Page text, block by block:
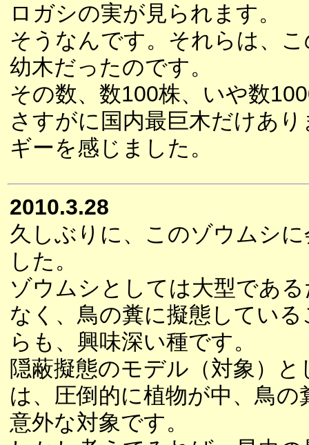
ロガシの実が見られます。
そうなんです。それらは、
幼木だったのです。
その数、数100株、いや数
さすがに国内最巨木だけあ
ギーを感じました。
2010.3.28
久しぶりに、このゾウムシ
した。
ゾウムシとしては大型であ
なく、鳥の糞に擬態している
らも、興味深い種です。
隠蔽擬態のモデル（対象）と
は、圧倒的に植物が中、鳥の
意外な対象です。